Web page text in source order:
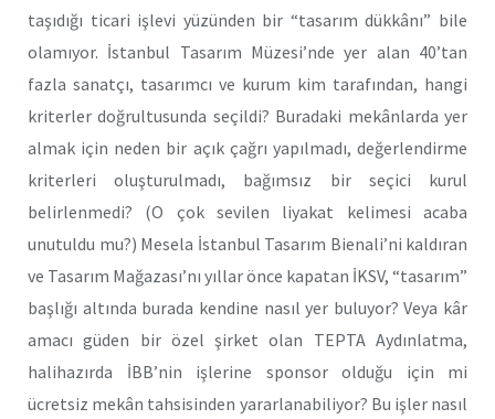
taşıdığı ticari işlevi yüzünden bir “tasarım dükkânı” bile
olamıyor. İstanbul Tasarım Müzesi’nde yer alan 40’tan
fazla sanatçı, tasarımcı ve kurum kim tarafından, hangi
kriterler doğrultusunda seçildi? Buradaki mekânlarda yer
almak için neden bir açık çağrı yapılmadı, değerlendirme
kriterleri oluşturulmadı, bağımsız bir seçici kurul
belirlenmedi? (O çok sevilen liyakat kelimesi acaba
unutuldu mu?) Mesela İstanbul Tasarım Bienali’ni kaldıran
ve Tasarım Mağazası’nı yıllar önce kapatan İKSV, “tasarım”
başlığı altında burada kendine nasıl yer buluyor? Veya kâr
amacı güden bir özel şirket olan TEPTA Aydınlatma,
halihazırda İBB’nin işlerine sponsor olduğu için mi
ücretsiz mekân tahsisinden yararlanabiliyor? Bu işler nasıl